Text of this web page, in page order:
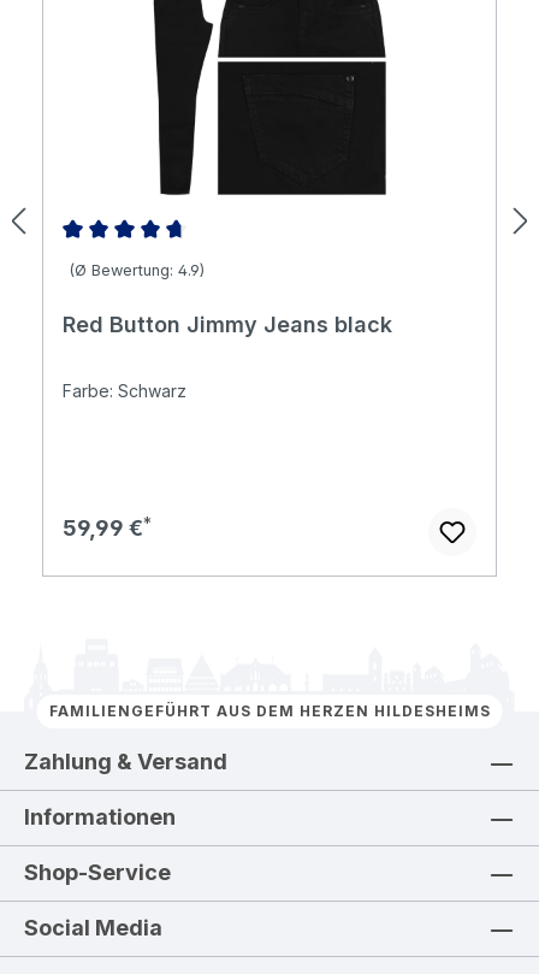
Durchschnittliche Bewertung von 4.85 von 5 Sternen
(Ø Bewertung: 4.9)
Red Button Jimmy Jeans black
Farbe: Schwarz
Regulärer Preis:
59,99 €
FAMILIENGEFÜHRT AUS DEM HERZEN HILDESHEIMS
Zahlung & Versand
Informationen
Shop-Service
Social Media